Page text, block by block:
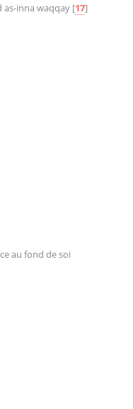
as-inna waqqay[17]
au fond de soi